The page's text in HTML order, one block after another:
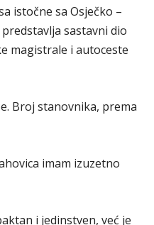
istočne sa Osječko –
sastavni dio
magistrale i autoceste
Broj stanovnika, prema
imam izuzetno
i jedinstven, već je